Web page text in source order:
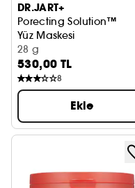
DR.JART+
Porecting Solution™
Yüz Maskesi
28 g
530,00 TL
8
Ekle